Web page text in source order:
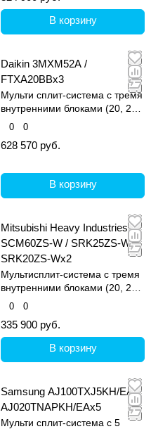
В корзину
Daikin 3MXM52A /
FTXA20BBx3
Мульти сплит-система с тремя
внутренними блоками (20, 20
и 20 кв.м)
0 0
628 570 руб.
В корзину
Mitsubishi Heavy Industries
SCM60ZS-W / SRK25ZS-W +
SRK20ZS-Wx2
Мультисплит-система с тремя
внутренними блоками (20, 20
и 20 кв.м)
0 0
335 900 руб.
В корзину
Samsung AJ100TXJ5KH/EA /
AJ020TNAPKH/EAx5
Мульти сплит-система с 5